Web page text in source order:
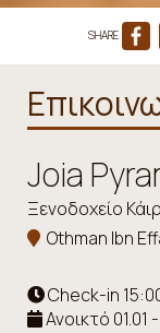
SHARE
Joia
Ξενοδοχείο
Othman Ibn
Check-in
Ανοικτό 01.01 -